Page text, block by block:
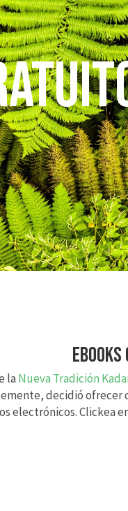
la Nueva Tradición
decidió
electrónicos. Clickea